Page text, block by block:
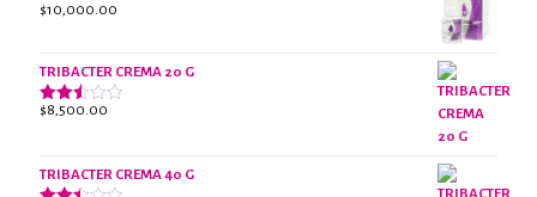
Valorado
$10,000.00
TRIBACTER CREMA 20 G
Valorado
$8,500.00
TRIBACTER CREMA 40 G